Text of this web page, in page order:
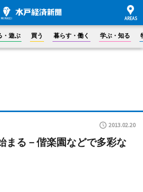
・遊ぶ 買う 暮らす・働く 学ぶ・知る
2013.02.20
まる－偕楽園などで多彩な